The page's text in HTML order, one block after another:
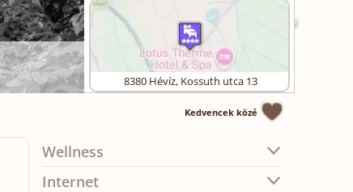
8380 Hévíz, Kossuth utca 13
Kedvencek közé
Wellness
Internet